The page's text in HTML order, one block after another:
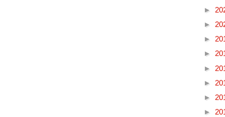
►
►
►
►
►
►
►
►